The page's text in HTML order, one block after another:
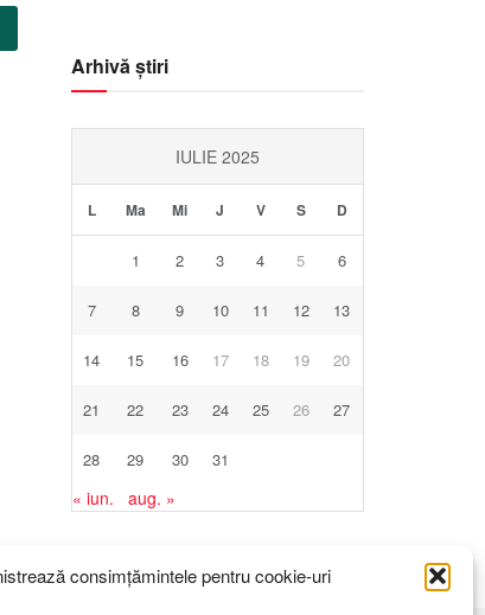
consimțămintele pentru cookie-uri
Arhivă știri
IULIE 2025
L Ma Mi J V S D
1 2 3 4 5 6
7 8 9 10 11 12 13
14 15 16 17 18 19 20
21 22 23 24 25 26 27
28 29 30 31
« iun. aug. »